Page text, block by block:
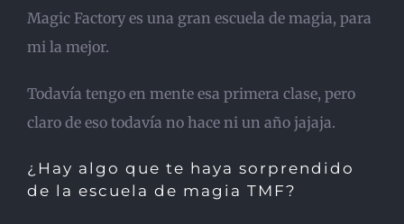
Magic Factory es una gran escuela de magia, para
mi la mejor.
Todavía tengo en mente esa primera clase, pero
claro de eso todavía no hace ni un año jajaja.
¿Hay algo que te haya sorprendido
de la escuela de magia TMF?